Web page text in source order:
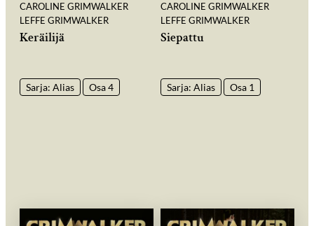
CAROLINE GRIMWALKER
LEFFE GRIMWALKER
Keräilijä
Sarja: Alias Osa 4
CAROLINE GRIMWALKER
LEFFE GRIMWALKER
Siepattu
Sarja: Alias Osa 1